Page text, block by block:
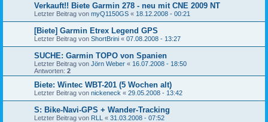
Verkauft!! Biete Garmin 278 - neu mit CNE 2009 NT
Letzter Beitrag von myQ1150GS « 18.12.2008 - 00:21
[Biete] Garmin Etrex Legend GPS
Letzter Beitrag von ShortBrini « 07.08.2008 - 13:27
SUCHE: Garmin TOPO von Spanien
Letzter Beitrag von Jörn Weber « 16.07.2008 - 18:50
Antworten: 2
Biete: Wintec WBT-201 (5 Wochen alt)
Letzter Beitrag von nickeneck « 29.05.2008 - 13:42
S: Bike-Navi-GPS + Wander-Tracking
Letzter Beitrag von RLL « 31.03.2008 - 07:52